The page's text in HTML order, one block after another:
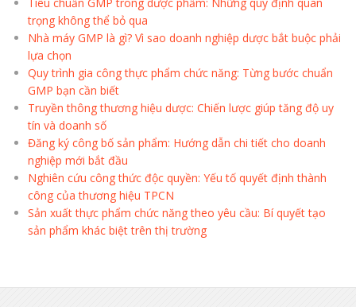
trọng không thể bỏ qua
Nhà máy GMP là gì? Vì sao doanh nghiệp dược bắt buộc phải
lựa chọn
Quy trình gia công thực phẩm chức năng: Từng bước chuẩn
GMP bạn cần biết
Truyền thông thương hiệu dược: Chiến lược giúp tăng độ uy
tín và doanh số
Đăng ký công bố sản phẩm: Hướng dẫn chi tiết cho doanh
nghiệp mới bắt đầu
Nghiên cứu công thức độc quyền: Yếu tố quyết định thành
công của thương hiệu TPCN
Sản xuất thực phẩm chức năng theo yêu cầu: Bí quyết tạo
sản phẩm khác biệt trên thị trường